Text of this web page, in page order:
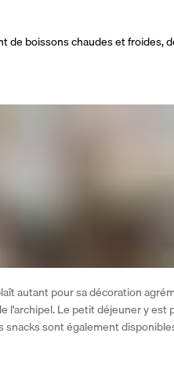
de boissons chaudes et froides,
autant pour sa décoration
l'archipel. Le petit déjeuner y est
snacks sont également